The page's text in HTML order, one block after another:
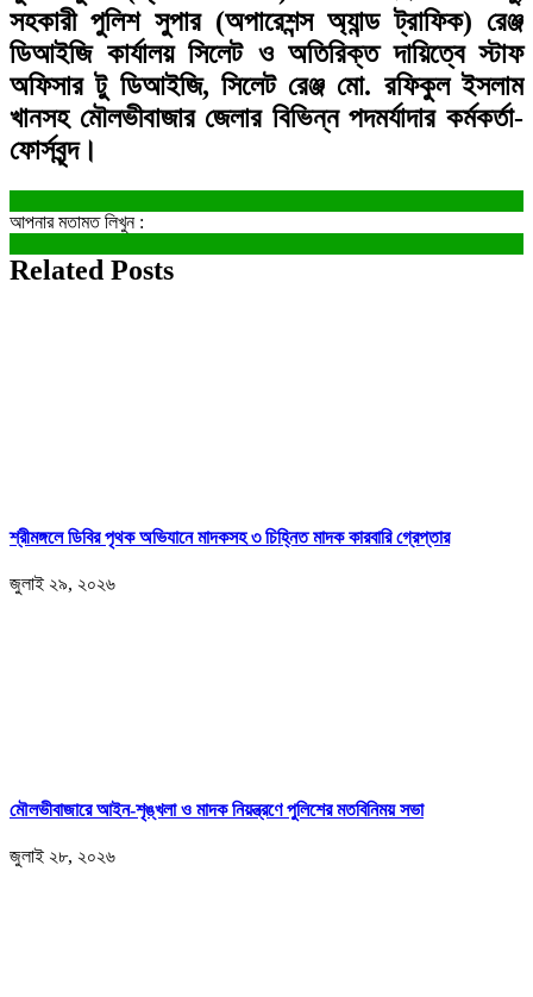
সহকারী পুলিশ সুপার (অপারেশন্স অ্যান্ড ট্রাফিক) রেঞ্জ
ডিআইজি কার্যালয় সিলেট ও অতিরিক্ত দায়িত্বে স্টাফ
অফিসার টু ডিআইজি, সিলেট রেঞ্জ মো. রফিকুল ইসলাম
খানসহ মৌলভীবাজার জেলার বিভিন্ন পদমর্যাদার কর্মকর্তা-
ফোর্সবৃন্দ।
আপনার মতামত লিখুন :
Related Posts
শ্রীমঙ্গলে ডিবির পৃথক অভিযানে মাদকসহ ৩ চিহ্নিত মাদক কারবারি গ্রেপ্তার
জুলাই ২৯, ২০২৬
মৌলভীবাজারে আইন-শৃঙ্খলা ও মাদক নিয়ন্ত্রণে পুলিশের মতবিনিময় সভা
জুলাই ২৮, ২০২৬